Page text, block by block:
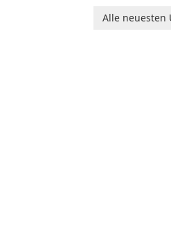
individuals and teamsAlle neuesten